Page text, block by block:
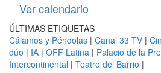
Ver calendario
ÚLTIMAS ETIQUETAS
Cálamos y Péndolas | Canal 33 TV |
dúo | IA | OFF Latina | Palacio de la
Intercontinental | Teatro del Barrio |